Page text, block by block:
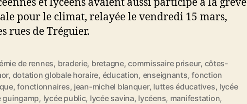
pour le climat, relayée le vendredi 15 mars,
rues de Tréguier.
de rennes, braderie, bretagne,commissaire priseur, côtes-
, dotation globale horaire, éducation, enseignants,fonction
,fonctionnaires, jean-michel blanquer, luttes éducatives, lycée
guingamp, lycée public, lycée savina, lycéens, manifestation,